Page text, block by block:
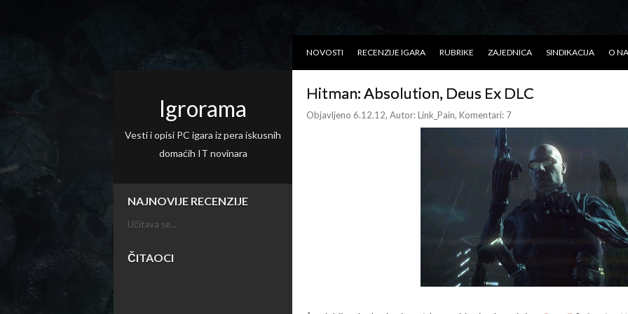
NOVOSTI RECENZIJE IGARA RUBRIKE ZAJEDNICA SINDIKACIJA O
Igrorama
Vesti i opisi PC igara iz pera iskusnih
domaćih IT novinara
NAJNOVIJE RECENZIJE
Učitava se...
ČITAOCI
Hitman: Absolution, Deus Ex DLC
Objavljeno 6.12.12, Autor:Link_Pain, Komentari: 7